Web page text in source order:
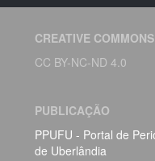
CREATIVE COMMONS
CC BY-NC-ND 4.0
PUBLICAÇÃO
PPUFU - Portal de
de Uberlândia